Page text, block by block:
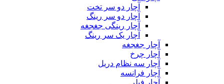
آچار دو سر تخت
آچار دو سر رینگ
آچار رینگی جغجغه
آچار یک سر رینگ
آچار جغجغه
آچار چرخ
آچار سه نظام دریل
آچار فرانسه
آچار فیلر